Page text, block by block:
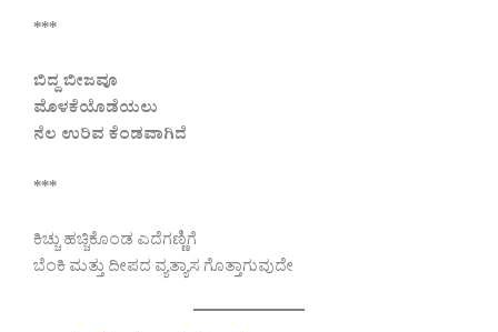
***
ಬಿದ್ದ ಬೀಜವೂ
ಮೊಳಕೆಯೊಡೆಯಲು
ನೆಲ ಉರಿವ ಕೆಂಡವಾಗಿದೆ
***
ಕಿಚ್ಚು ಹಚ್ಚಿಕೊಂಡ ಎದೆಗಣ್ಣಿಗೆ
ಬೆಂಕಿ ಮತ್ತು ದೀಪದ ವ್ಯತ್ಯಾಸ ಗೊತ್ತಾಗುವುದೇ